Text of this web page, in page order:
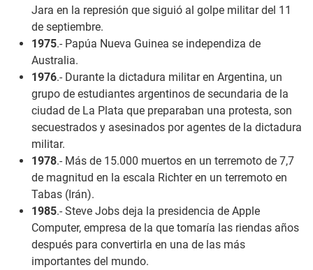
Jara en la represión que siguió al golpe militar del 11
de septiembre.
1975.- Papúa Nueva Guinea se independiza de
Australia.
1976.- Durante la dictadura militar en Argentina, un
grupo de estudiantes argentinos de secundaria de la
ciudad de La Plata que preparaban una protesta, son
secuestrados y asesinados por agentes de la dictadura
militar.
1978.- Más de 15.000 muertos en un terremoto de 7,7
de magnitud en la escala Richter en un terremoto en
Tabas (Irán).
1985.- Steve Jobs deja la presidencia de Apple
Computer, empresa de la que tomaría las riendas años
después para convertirla en una de las más
importantes del mundo.